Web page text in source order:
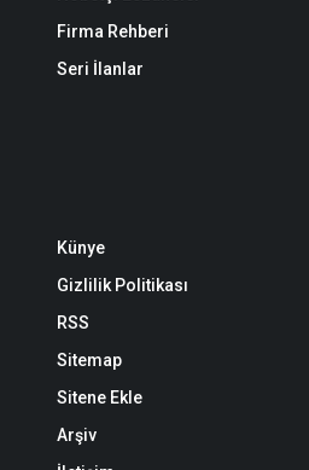
Firma Rehberi
Seri İlanlar
Künye
Gizlilik Politikası
RSS
Sitemap
Sitene Ekle
Arşiv